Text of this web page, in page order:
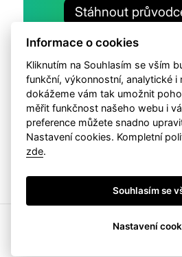
Stáhnout
Na webu pracujeme s cookies.
můžete vnastavení cookies.
údaje využíváme.
ZřizovatelemBrány
Informace o cookies
Kliknutím na Souhlasím se vším
funkční, výkonnostní, analytické i
dokážeme vám tak umožnit
měřit funkčnost našeho webu i
preference můžete snadno
Nastavení cookies. Kompletní
zde.
Souhlasím se
Nastavení